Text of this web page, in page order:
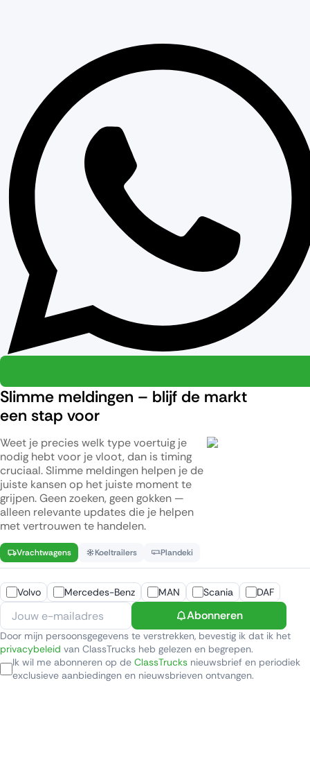
Slimme meldingen – blijf de markt
een stap voor
Weet je precies welk type voertuig je
nodig hebt voor je vloot, dan is timing
cruciaal. Slimme meldingen helpen je de
juiste kansen op het juiste moment te
grijpen. Geen zoeken, geen gokken —
alleen relevante updates die je helpen
met vertrouwen te handelen.
Vrachtwagens Koeltrailers Plandeki
Volvo Mercedes-Benz MAN Scania DAF
Abonneren
Door mijn persoonsgegevens te verstrekken, bevestig ik dat ik het
privacybeleid van ClassTrucks heb gelezen en begrepen.
Ik wil me abonneren op de ClassTrucks nieuwsbrief en periodiek
exclusieve aanbiedingen en nieuwsbrieven ontvangen.